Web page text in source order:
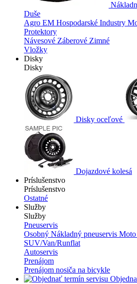
Duše
Agro EM Hospodarské Industry
Protektory
Návesové Záberové Zimné
Vložky
Disky
Disky
Disky oceľové
Dojazdové kolesá
Príslušenstvo
Príslušenstvo
Ostatné
Služby
Služby
Pneuservis
Osobný Nákladný pneuservis Moto
SUV/Van/Runflat
Autoservis
Prenájom
Prenájom nosiča na bicykle